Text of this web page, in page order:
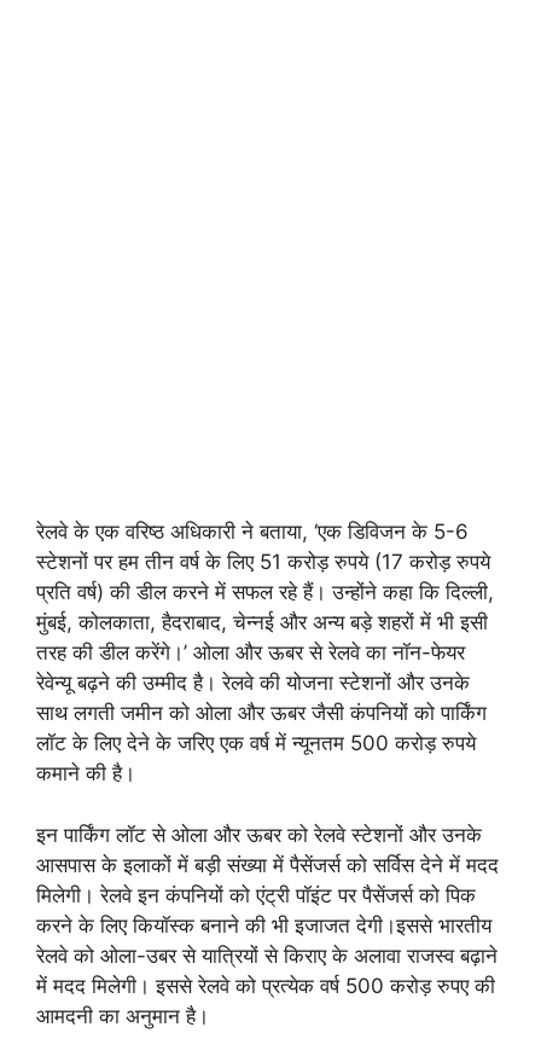
रेलवे के एक वरिष्ठ अधिकारी ने बताया, ‘एक डिविजन के 5-6
स्टेशनों पर हम तीन वर्ष के लिए 51 करोड़ रुपये (17 करोड़ रुपये
प्रति वर्ष) की डील करने में सफल रहे हैं। उन्होंने कहा कि दिल्ली,
मुंबई, कोलकाता, हैदराबाद, चेन्नई और अन्य बड़े शहरों में भी इसी
तरह की डील करेंगे।’ ओला और ऊबर से रेलवे का नॉन-फेयर
रेवेन्यू बढ़ने की उम्मीद है। रेलवे की योजना स्टेशनों और उनके
साथ लगती जमीन को ओला और ऊबर जैसी कंपनियों को पार्किंग
लॉट के लिए देने के जरिए एक वर्ष में न्यूनतम 500 करोड़ रुपये
कमाने की है।
इन पार्किंग लॉट से ओला और ऊबर को रेलवे स्टेशनों और उनके
आसपास के इलाकों में बड़ी संख्या में पैसेंजर्स को सर्विस देने में मदद
मिलेगी। रेलवे इन कंपनियों को एंट्री पॉइंट पर पैसेंजर्स को पिक
करने के लिए कियॉस्क बनाने की भी इजाजत देगी।इससे भारतीय
रेलवे को ओला-उबर से यात्रियों से किराए के अलावा राजस्व बढ़ाने
में मदद मिलेगी। इससे रेलवे को प्रत्येक वर्ष 500 करोड़ रुपए की
आमदनी का अनुमान है।